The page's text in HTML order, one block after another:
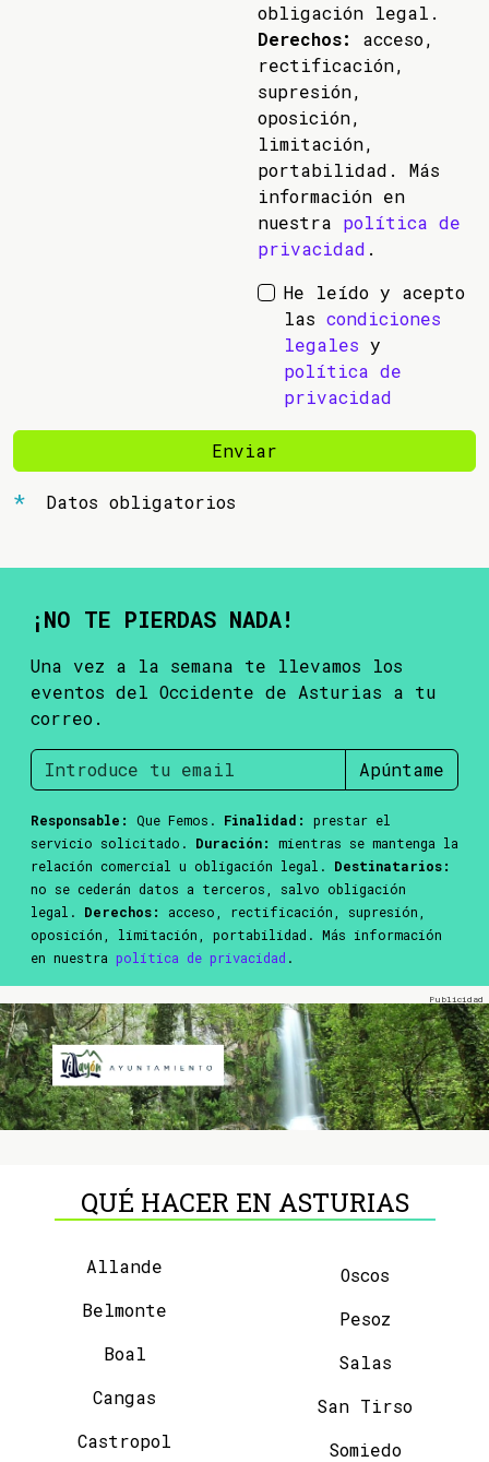
obligación legal.
Derechos:
acceso,
rectificación,
supresión,
oposición,
limitación,
portabilidad. Más
información en
nuestra política de
privacidad .
He leído y acepto
las condiciones
legales y
política de
privacidad
Enviar
Datos obligatorios
¡NO TE PIERDAS NADA!
Una vez a la semana te llevamos los
eventos del Occidente de Asturias a tu
correo.
Apúntame
Responsable: Que Femos. Finalidad:
prestar el
servicio solicitado. Duración:
mientras se mantenga la
relación comercial u obligación legal. Destinatarios:
no se cederán datos a terceros, salvo obligación
legal. Derechos:
acceso, rectificación, supresión,
oposición, limitación, portabilidad. Más información
en nuestra política de privacidad .
QUÉ HACER EN ASTURIAS
Allande
Belmonte
Boal
Cangas
Castropol
Oscos
Pesoz
Salas
San Tirso
Somiedo